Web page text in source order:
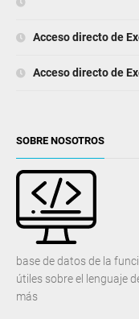
Acceso directo de
Acceso directo de
SOBRE NOSOTROS
base de datos de la
útiles sobre el lenguaje
más